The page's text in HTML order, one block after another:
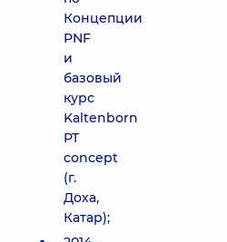
Концепции
PNF
и
базовый
курс
Kaltenborn
PT
concept
(г.
Доха,
Катар);